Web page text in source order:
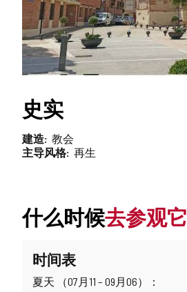
史实
建造 教会
主导风格 再生
什么时候去参观它
时间表
夏天 （07月11 – 09月06）：